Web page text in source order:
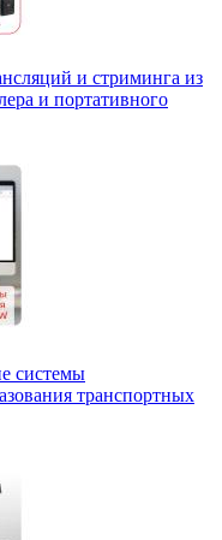
и стриминга из
и портативного
системы
транспортных